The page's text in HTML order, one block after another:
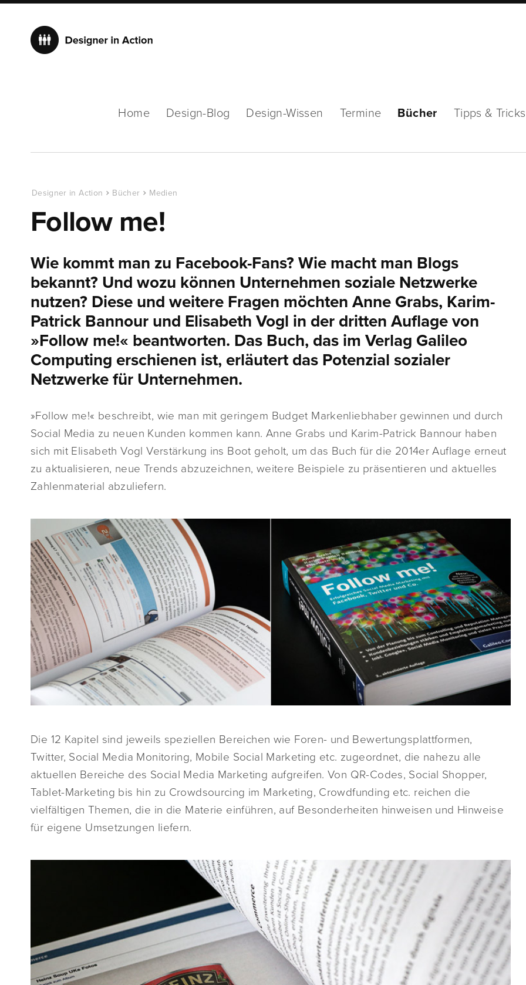
Home Design-Blog Design-Wissen Termine Bücher Tipps & Tricks
Designer in Action Bücher Medien
Follow me!
Wie kommt man zu Facebook-Fans? Wie macht man Blogs
bekannt? Und wozu können Unternehmen soziale Netzwerke
nutzen? Diese und weitere Fragen möchten Anne Grabs, Karim-
Patrick Bannour und Elisabeth Vogl in der dritten Auflage von
»Follow me!« beantworten. Das Buch, das im Verlag Galileo
Computing erschienen ist, erläutert das Potenzial sozialer
Netzwerke für Unternehmen.
»Follow me!« beschreibt, wie man mit geringem Budget Markenliebhaber gewinnen und durch
Social Media zu neuen Kunden kommen kann. Anne Grabs und Karim-Patrick Bannour haben
sich mit Elisabeth Vogl Verstärkung ins Boot geholt, um das Buch für die 2014er Auflage erneut
zu aktualisieren, neue Trends abzuzeichnen, weitere Beispiele zu präsentieren und aktuelles
Zahlenmaterial abzuliefern.
Die 12 Kapitel sind jeweils speziellen Bereichen wie Foren- und Bewertungsplattformen,
Twitter, Social Media Monitoring, Mobile Social Marketing etc. zugeordnet, die nahezu alle
aktuellen Bereiche des Social Media Marketing aufgreifen. Von QR-Codes, Social Shopper,
Tablet-Marketing bis hin zu Crowdsourcing im Marketing, Crowdfunding etc. reichen die
vielfältigen Themen, die in die Materie einführen, auf Besonderheiten hinweisen und Hinweise
für eigene Umsetzungen liefern.